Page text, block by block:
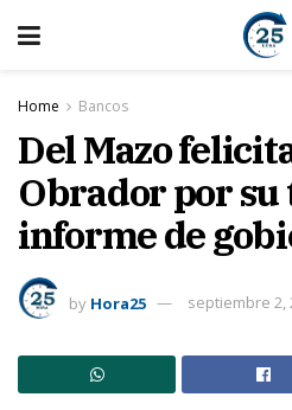
Home Bancos
Del Mazo
Obrador por
informe de
by Hora25 septiembre 2,